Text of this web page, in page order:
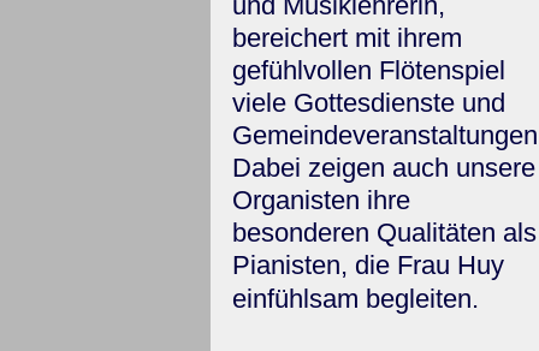
bereichert mit ihrem
gefühlvollen Flötenspiel
viele Gottesdienste und
Dabei zeigen auch unsere
Organisten ihre
besonderen Qualitäten als
Pianisten, die Frau Huy
einfühlsam begleiten.